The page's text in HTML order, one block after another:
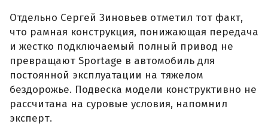
Отдельно Сергей Зиновьев отметил тот факт,
что рамная конструкция, понижающая передача
и жестко подключаемый полный привод не
превращают Sportage в автомобиль для
постоянной эксплуатации на тяжелом
бездорожье. Подвеска модели конструктивно не
рассчитана на суровые условия, напомнил
эксперт.